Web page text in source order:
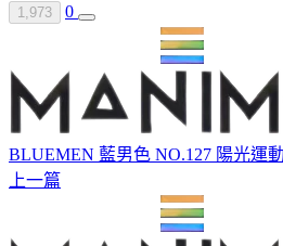
1,973 0
BLUEMEN 藍男色 NO.127 陽光運
上一篇